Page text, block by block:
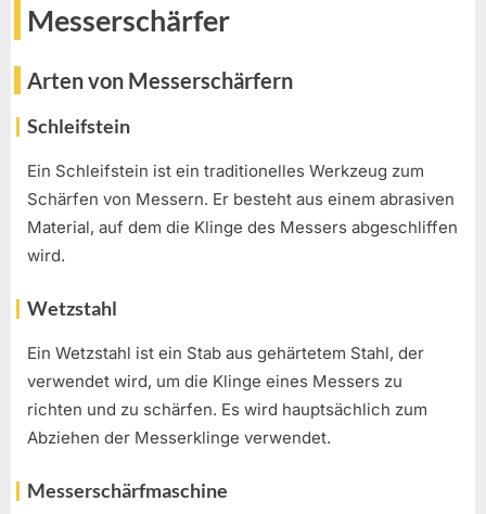
Messerschärfer
Arten von Messerschärfern
Schleifstein
Ein Schleifstein ist ein traditionelles Werkzeug zum
Schärfen von Messern. Er besteht aus einem abrasiven
Material, auf dem die Klinge des Messers abgeschliffen
wird.
Wetzstahl
Ein Wetzstahl ist ein Stab aus gehärtetem Stahl, der
verwendet wird, um die Klinge eines Messers zu
richten und zu schärfen. Es wird hauptsächlich zum
Abziehen der Messerklinge verwendet.
Messerschärfmaschine